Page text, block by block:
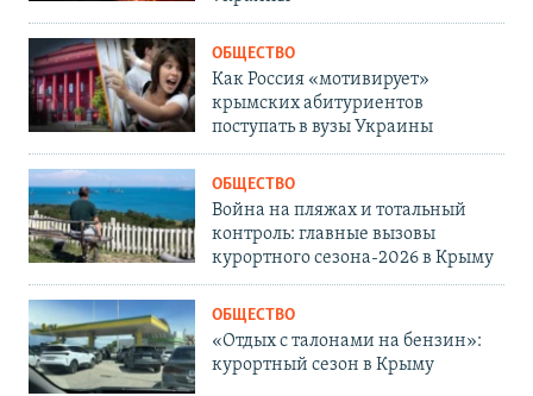
ОБЩЕСТВО
Как Россия «мотивирует»
крымских абитуриентов
поступать в вузы Украины
ОБЩЕСТВО
Война на пляжах и тотальный
контроль: главные вызовы
курортного сезона-2026 в Крыму
ОБЩЕСТВО
«Отдых с талонами на бензин»:
курортный сезон в Крыму